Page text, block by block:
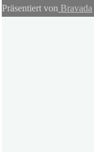
Präsentiert von Bravada